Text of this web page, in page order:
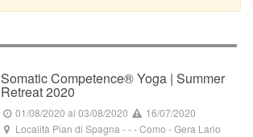
Somatic Competence® Yoga | Summer
Retreat 2020 ​
01/08/2020 al 03/08/2020
16/07/2020
Località Pian di Spagna --- Como -Gera Lario